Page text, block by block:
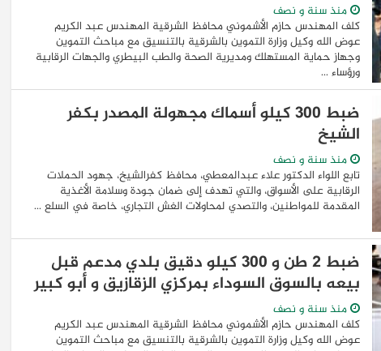
منذ سنة و نصف
كلف المهندس حازم الأشموني محافظ الشرقية المهندس عبد الكريم
عوض الله وكيل وزارة التموين بالشرقية بالتنسيق مع مباحث التموين
وجهاز حماية المستهلك ومديرية الصحة والطب البيطري والجهات الرقابية
ورؤساء ...
ضبط 300 كيلو أسماك مجهولة المصدر بكفر
الشيخ
منذ سنة و نصف
تابع اللواء الدكتور علاء عبدالمعطي، محافظ كفرالشيخ، جهود الحملات
الرقابية على الأسواق، والتي تهدف إلى ضمان جودة وسلامة الأغذية
المقدمة للمواطنين، والتصدي لمحاولات الغش التجاري، خاصة في السلع ...
ضبط 2 طن و 300 كيلو دقيق بلدي مدعم قبل
بيعه بالسوق السوداء بمركزي الزقازيق و أبو كبير
منذ سنة و نصف
كلف المهندس حازم الأشموني محافظ الشرقية المهندس عبد الكريم
عوض الله وكيل وزارة التموين بالشرقية بالتنسيق مع مباحث التموين
وزير النقل يدشن 20 أتوبيسًا جديدًا مكيفًا من إنتاج شركة